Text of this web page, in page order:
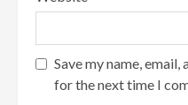
Save my name,
for the next time I